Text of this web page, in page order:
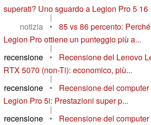
superati? Uno sguardo a Legion Pro 5 16
|
notizia
•
85 vs 86 percento:
Legion Pro ottiene un punteggio più a...
|
recensione
•
Recensione del Lenovo
RTX 5070 (non-Ti): economico, più...
|
recensione
•
Recensione del
Legion Pro 5i: Prestazioni super p...
|
recensione
•
Recensione del